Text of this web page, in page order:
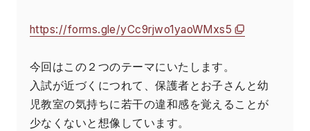
https://forms.gle/yCc9rjwo1yaoWMxs5
今回はこの２つのテーマにいたします。
入試が近づくにつれて、保護者とお子さんと幼
児教室の気持ちに若干の違和感を覚えることが
少なくないと想像しています。